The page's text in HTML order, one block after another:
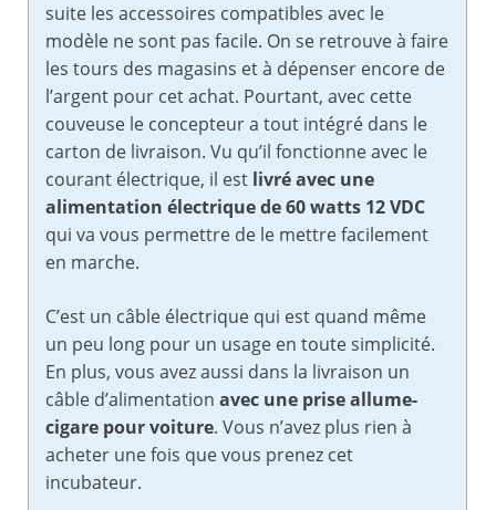
suite les accessoires compatibles avec le
modèle ne sont pas facile. On se retrouve à faire
les tours des magasins et à dépenser encore de
l’argent pour cet achat. Pourtant, avec cette
couveuse le concepteur a tout intégré dans le
carton de livraison. Vu qu’il fonctionne avec le
courant électrique, il est livré avec une
alimentation électrique de 60 watts 12 VDC
qui va vous permettre de le mettre facilement
en marche.
C’est un câble électrique qui est quand même
un peu long pour un usage en toute simplicité.
En plus, vous avez aussi dans la livraison un
câble d’alimentation avec une prise allume-
cigare pour voiture. Vous n’avez plus rien à
acheter une fois que vous prenez cet
incubateur.